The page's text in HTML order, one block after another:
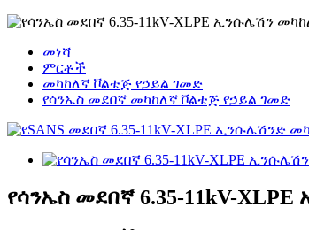
መነሻ
ምርቶች
መካከለኛ ቮልቴጅ የኃይል ገመድ
የሳንኤስ መደበኛ መካከለኛ ቮልቴጅ የኃይል ገመድ
የሳንኤስ መደበኛ 6.35-11kV-